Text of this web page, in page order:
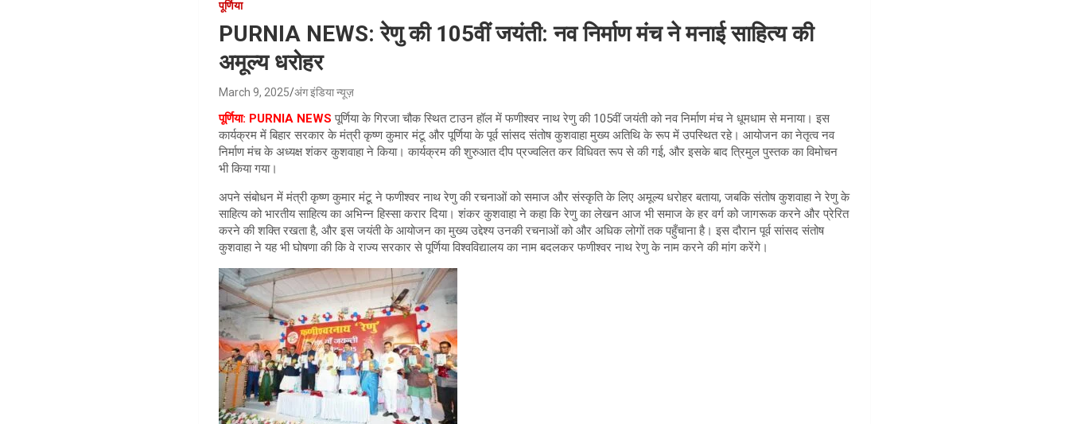
पूर्णिया
PURNIA NEWS: रेणु की 105वीं जयंती: नव निर्माण मंच ने मनाई साहित्य की
अमूल्य धरोहर
March 9, 2025 अंग इंडिया न्यूज़
पूर्णिया: PURNIA NEWS पूर्णिया के गिरजा चौक स्थित टाउन हॉल में फणीश्वर नाथ रेणु की 105वीं जयंती को नव निर्माण मंच ने धूमधाम से मनाया। इस
कार्यक्रम में बिहार सरकार के मंत्री कृष्ण कुमार मंटू और पूर्णिया के पूर्व सांसद संतोष कुशवाहा मुख्य अतिथि के रूप में उपस्थित रहे। आयोजन का नेतृत्व नव
निर्माण मंच के अध्यक्ष शंकर कुशवाहा ने किया। कार्यक्रम की शुरुआत दीप प्रज्वलित कर विधिवत रूप से की गई, और इसके बाद त्रिमुल पुस्तक का विमोचन
भी किया गया।
अपने संबोधन में मंत्री कृष्ण कुमार मंटू ने फणीश्वर नाथ रेणु की रचनाओं को समाज और संस्कृति के लिए अमूल्य धरोहर बताया, जबकि संतोष कुशवाहा ने रेणु के
साहित्य को भारतीय साहित्य का अभिन्न हिस्सा करार दिया। शंकर कुशवाहा ने कहा कि रेणु का लेखन आज भी समाज के हर वर्ग को जागरूक करने और प्रेरित
करने की शक्ति रखता है, और इस जयंती के आयोजन का मुख्य उद्देश्य उनकी रचनाओं को और अधिक लोगों तक पहुँचाना है। इस दौरान पूर्व सांसद संतोष
कुशवाहा ने यह भी घोषणा की कि वे राज्य सरकार से पूर्णिया विश्वविद्यालय का नाम बदलकर फणीश्वर नाथ रेणु के नाम करने की मांग करेंगे।